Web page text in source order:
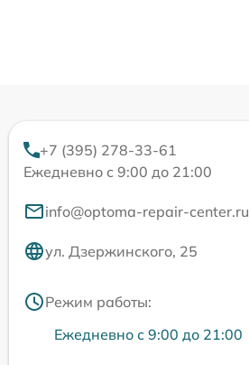
+7 (395) 278-33-61
Ежедневно с 9:00 до 21:00
info@optoma-repair-center.ru
ул. Дзержинского, 25
Режим работы:
Ежедневно с 9:00 до 21:00